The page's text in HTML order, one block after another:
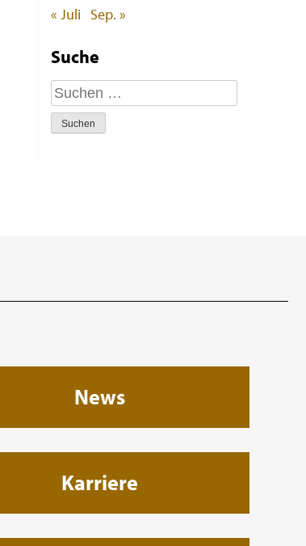
« Juli Sep. »
Suche
Suchen
nach:
News
Karriere